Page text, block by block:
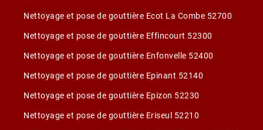
Nettoyage et pose de gouttière Ecot La Combe 52700
Nettoyage et pose de gouttière Effincourt 52300
Nettoyage et pose de gouttière Enfonvelle 52400
Nettoyage et pose de gouttière Epinant 52140
Nettoyage et pose de gouttière Epizon 52230
Nettoyage et pose de gouttière Eriseul 52210